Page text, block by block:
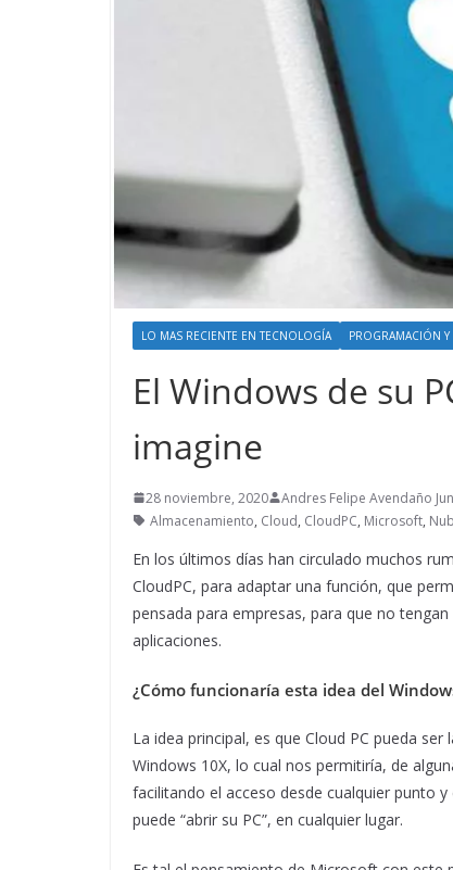
LO MAS RECIENTE EN TECNOLOGÍA PROGRAMACIÓN Y
El Windows de su
imagine
28 noviembre, 2020 Andres Felipe Avendaño
Almacenamiento, Cloud, CloudPC, Microsoft,
En los últimos días han circulado muchos
CloudPC, para adaptar una función, que
pensada para empresas, para que no
aplicaciones.
¿Cómo funcionaría esta idea del
La idea principal, es que Cloud PC pueda
Windows 10X, lo cual nos permitiría, de
facilitando el acceso desde cualquier punto
puede “abrir su PC”, en cualquier lugar.